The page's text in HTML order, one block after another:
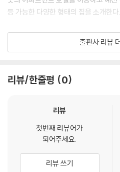
등 가능한 다양한 형태의 집을 소개한다.
- 유럽의 일상을 여행하는 방법(2): 어
미트파이 키비나이, 닭고기로 만든 커
음식을 맛보며 기록하듯 하나하나 스
물건을 고르는 즐거움을 느끼게 해 준다.
- 유럽의 일상을 여행하는 방법(3):
출판사 리뷰
리뷰/한줄평 0
리뷰
첫번째 리뷰어가
되어주세요.
리뷰 쓰기